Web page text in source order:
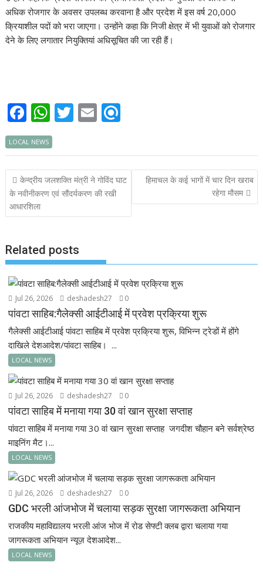
अधिक रोजगार के अवसर उपलब्ध करवाना है और प्रदेश में इस वर्ष 20,000
क्रियाशील पदों को भरा जाएगा। उन्होंने कहा कि निजी क्षेत्र में भी युवाओं को रोजगार
देने के लिए लगातार नियुक्तियां अधिसूचित की जा रही हैं।
F
ac
e
b
o
o
k
W
h
at
s
A
p
p
T
itt
er
E
ai
l
i
n
d
LOCAL NEWS
Post
navigation
केन्द्रीय जलशक्ति मंत्री ने गोविंद घाट
के नवीनीकरण एवं सौंदर्यकरण की रखी
आधारशिला
हिमाचल के कई भागों में चार दिन खराब
रहेगा मौसम
Related posts
Jul 26, 2026 deshadesh27 0
पांवटा साहिब:गैलेक्सी आईटीआई में प्रवेश प्रक्रिया शुरू
गैलेक्सी आईटीआई पांवटा साहिब में प्रवेश प्रक्रिया शुरू, विभिन्न ट्रेडों में होंगे
दाखिले देशआदेश/पांवटा साहिब। ...
LOCAL NEWS
Jul 26, 2026 deshadesh27 0
पांवटा साहिब में मनाया गया 30 वां खान सुरक्षा सप्ताह
पांवटा साहिब में मनाया गया 30 वां खान सुरक्षा सप्ताह जगदीश चौहान बने सर्वश्रेष्ठ
माइनिंग मैट।...
LOCAL NEWS
Jul 26, 2026 deshadesh27 0
GDC भरली आंजभोज में चलाया सड़क सुरक्षा जागरूकता अभियान
राजकीय महाविद्यालय भरली आंज भोज में रोड सेफ्टी क्लब द्वारा चलाया गया
जागरूकता अभियान न्यूज़ देशआदेश...
LOCAL NEWS